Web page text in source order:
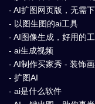
- AI扩图网页版，无需
- 以图生图的ai工具
- AI图像生成，好用的
- ai生成视频
- AI制作买家秀 - 装饰画
- 扩图AI
- ai是什么软件